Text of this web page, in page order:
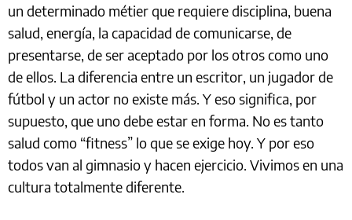
un determinado métier que requiere disciplina, buena
salud, energía, la capacidad de comunicarse, de
presentarse, de ser aceptado por los otros como uno
de ellos. La diferencia entre un escritor, un jugador de
fútbol y un actor no existe más. Y eso significa, por
supuesto, que uno debe estar en forma. No es tanto
salud como “fitness” lo que se exige hoy. Y por eso
todos van al gimnasio y hacen ejercicio. Vivimos en una
cultura totalmente diferente.